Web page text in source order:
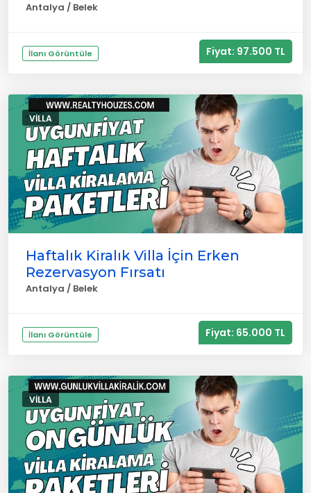
Antalya / Belek
İlanı Görüntüle Fiyat: 97.500 TL
VILLA
Haftalık Kiralık Villa İçin Erken
Rezervasyon Fırsatı
Antalya / Belek
İlanı Görüntüle Fiyat: 65.000 TL
VILLA